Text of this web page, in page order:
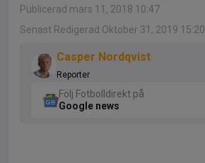
Publicerad mars 11, 2018 10:47
Senast Redigerad Oktober 31, 2019 15:20
Casper Nordqvist
Reporter
Följ Fotbolldirekt på
Google news